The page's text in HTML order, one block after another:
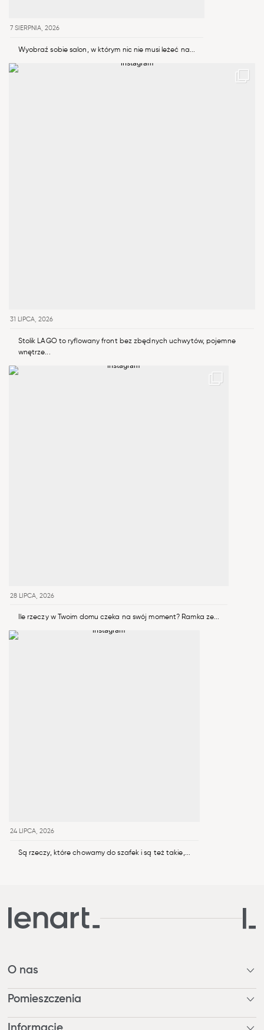
7 SIERPNIA, 2026
Wyobraź sobie salon, w którym nic nie musi leżeć na...
31 LIPCA, 2026
Stolik LAGO to ryflowany front bez zbędnych uchwytów, pojemne
wnętrze...
28 LIPCA, 2026
Ile rzeczy w Twoim domu czeka na swój moment? Ramka ze...
24 LIPCA, 2026
Są rzeczy, które chowamy do szafek i są też takie,...
O nas
Kim jesteśmy?
Pomieszczenia
Pokój dzienny / Jadalnia